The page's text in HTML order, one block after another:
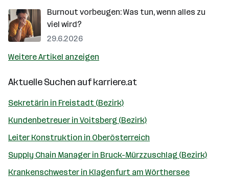
Burnout vorbeugen: Was tun, wenn alles zu
viel wird?
29.6.2026
Weitere Artikel anzeigen
Aktuelle Suchen aufkarriere.at
Sekretärin in Freistadt (Bezirk)
Kundenbetreuer in Voitsberg (Bezirk)
Leiter Konstruktion in Oberösterreich
Supply Chain Manager in Bruck-Mürzzuschlag (Bezirk)
Krankenschwester in Klagenfurt am Wörthersee